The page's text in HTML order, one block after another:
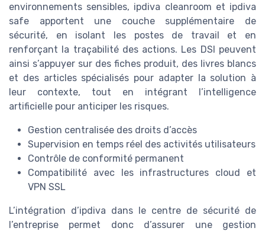
environnements sensibles, ipdiva cleanroom et ipdiva
safe apportent une couche supplémentaire de
sécurité, en isolant les postes de travail et en
renforçant la traçabilité des actions. Les DSI peuvent
ainsi s’appuyer sur des fiches produit, des livres blancs
et des articles spécialisés pour adapter la solution à
leur contexte, tout en intégrant l’intelligence
artificielle pour anticiper les risques.
Gestion centralisée des droits d’accès
Supervision en temps réel des activités utilisateurs
Contrôle de conformité permanent
Compatibilité avec les infrastructures cloud et
VPN SSL
L’intégration d’ipdiva dans le centre de sécurité de
l’entreprise permet donc d’assurer une gestion